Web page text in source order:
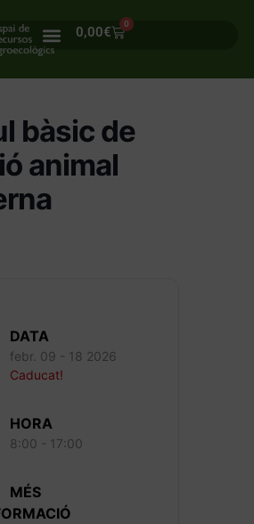
0,00€
0
bàsic de
animal
DATA
febr. 09 - 18 2026
Caducat!
HORA
8:00 - 17:00
MÉS